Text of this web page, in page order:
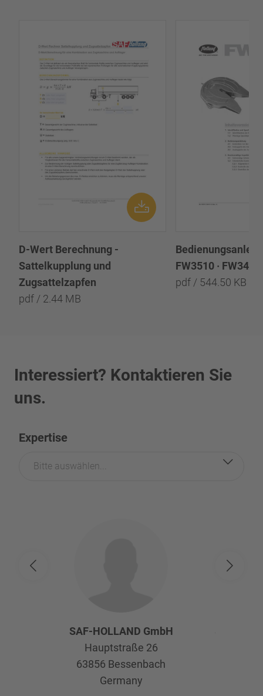
D-Wert Berechnung -
Sattelkupplung und
Zugsattelzapfen
pdf / 2.44 MB
FW3510 · FW3410
pdf / 544.50 KB
Interessiert? Kontaktieren Sie
uns.
Expertise
Bitte auswählen...
SAF-HOLLAND GmbH
Hauptstraße 26
63856 Bessenbach
Germany